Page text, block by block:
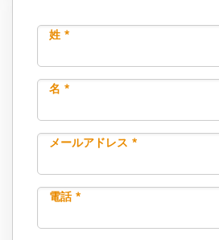
姓 *
名 *
メールアドレス *
電話 *